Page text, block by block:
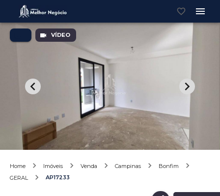
VÍDEO
Home Imóveis Venda Campinas
Bonfim
GERAL
AP17233